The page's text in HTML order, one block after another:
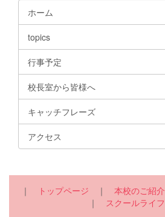
ホーム
topics
行事予定
校長室から皆様へ
キャッチフレーズ
アクセス
｜ トップページ ｜ 本校のご紹介
｜ スクールライフ